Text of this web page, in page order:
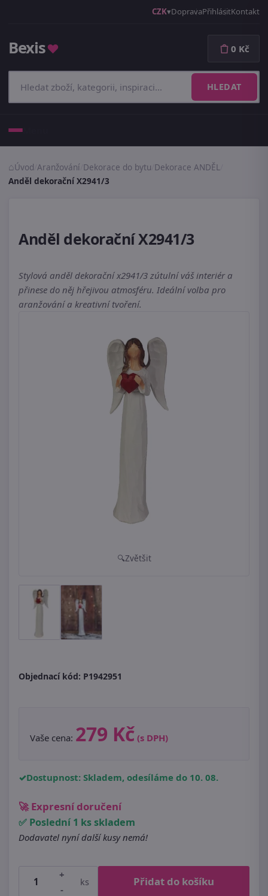
CZK DopravaPřihlásitKontakt
Bexis♥
HLEDAT
0 Kč
Úvod Aranžování Dekorace do bytu Dekorace ANDĚL
Anděl dekorační X2941/3
Anděl dekorační X2941/3
Stylová anděl dekorační x2941/3 zútulní váš interiér a
přinese do něj hřejivou atmosféru. Ideální volba pro
aranžování a kreativní tvoření.
Zvětšit
Objednací kód: P1942951
Vaše cena: 279 Kč (s DPH)
Dostupnost: Skladem, odesíláme do 10. 08.
🚀 Expresní doručení
✅ Poslední 1 ks skladem
Dodavatel nyní další kusy nemá!
+
-
ks Přidat do košíku